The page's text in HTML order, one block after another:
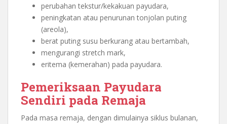
perubahan tekstur/kekakuan payudara,
peningkatan atau penurunan tonjolan puting
(areola),
berat puting susu berkurang atau bertambah,
mengurangi stretch mark,
eritema (kemerahan) pada payudara.
Pemeriksaan Payudara
Sendiri pada Remaja
Pada masa remaja, dengan dimulainya siklus bulanan,